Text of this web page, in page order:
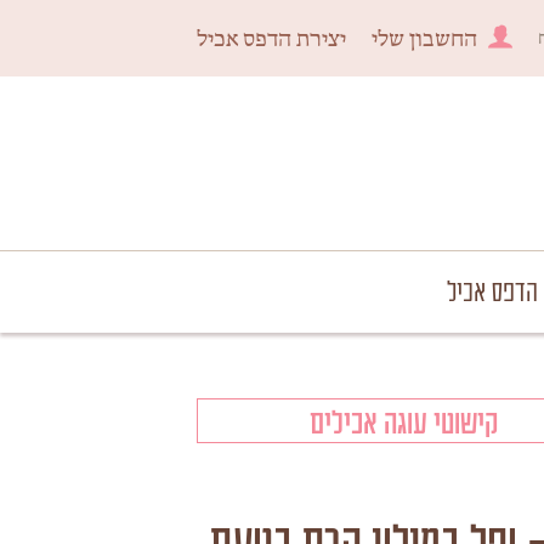
החשבון שלי יצירת הדפס אכיל
הדפס אכיל
קישוטי עוגה אכילים